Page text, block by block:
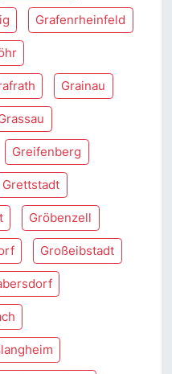
Grafenrheinfeld
Grainau
Greifenberg
Grettstadt
Gröbenzell
Großeibstadt